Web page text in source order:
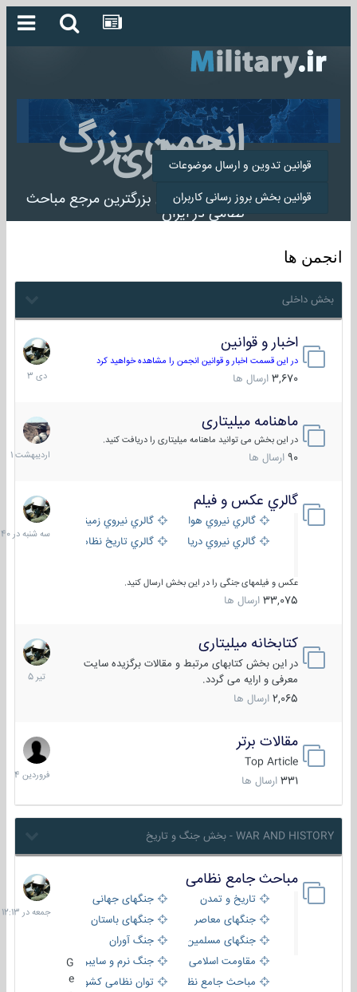
انجمن بزرگ
میلیتاری
انجمن میلیتاری بزرگترین مرجع مباحث
نظامی در ایران
قوانین تدوین و ارسال موضوعات
قوانین بخش بروز رسانی کاربران
انجمن ها
بخش داخلی
اخبار و قوانین
در این قسمت اخبار و قوانین انجمن را مشاهده خواهید کرد
3,670 ارسال ها
22
دی
1403
ماهنامه میلیتاری
در این بخش می توانید ماهنامه میلیتاری را دریافت کنید.
90 ارسال ها
30
1401
گالري عكس و فيلم
گالري نيروي هوايي
گالري نيروي زميني
گالري نيروي دريايي
گالري تاریخ نظامی
عکس و فیلمهای جنگی را در این بخش ارسال کنید.
33,075 ارسال ها
سه
شنبه
در
کتابخانه میلیتاری
در این بخش کتابهای مرتبط و مقالات برگزیده سایت
معرفی و ارایه می گردد.
2,065 ارسال ها
16
تیر
1405
مقالات برتر
Top Article
331 ارسال ها
29
فروردین
1404
WAR AND HISTORY - بخش جنگ و تاریخ
مباحث جامع نظامی
تاریخ و تمدن
جنگهای جهانی
جنگهای معاصر
جنگهای باستان
جنگهای مسلمین
جنگ آوران
مقاومت اسلامی
جنگ نرم و سایبری
مباحث جامع نظامی
توان نظامی کشورها
جمعه
در
12:13